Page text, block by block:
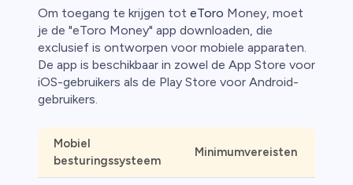
Om toegang te krijgen tot eToro Money, moet
je de "eToro Money" app downloaden, die
exclusief is ontworpen voor mobiele apparaten.
De app is beschikbaar in zowel de App Store voor
iOS-gebruikers als de Play Store voor Android-
gebruikers.
Mobiel
besturingssysteem
Minimumvereisten